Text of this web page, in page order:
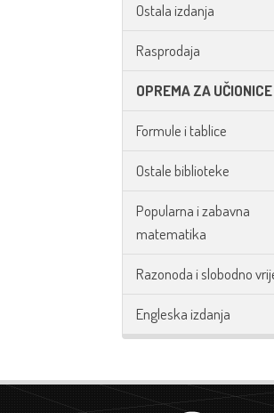
Ostala izdanja
Rasprodaja
OPREMA ZA UČIONICE
Formule i tablice
Ostale biblioteke
Popularna i zabavna
matematika
Razonoda i slobodno
Engleska izdanja